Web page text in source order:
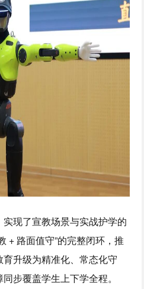
现了宣教场景与实战护学的
+ 路面值守”的完整闭环，推
升级为精准化、常态化守
步覆盖学生上下学全程。